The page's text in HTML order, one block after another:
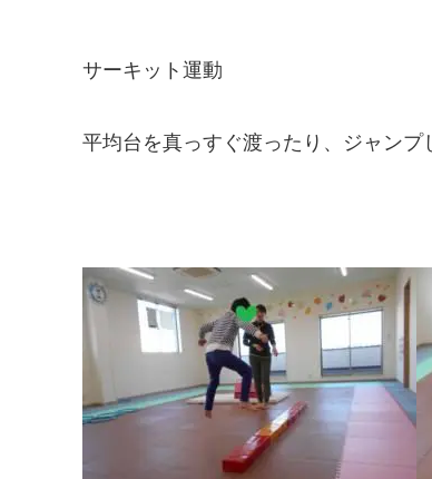
サーキット運動
平均台を真っすぐ渡ったり、ジャンプ